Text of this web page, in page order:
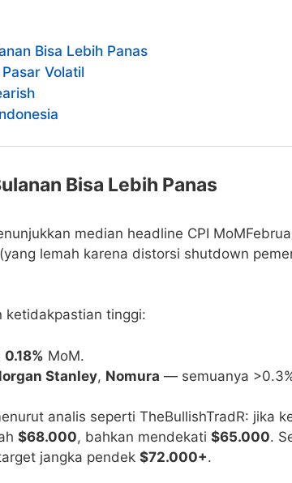
Bisa Lebih Panas
Volatil
Bisa Lebih Panas
median headline CPI
lemah karena distorsi shutdown
ketidakpastian tinggi:
0.18% MoM.
Stanley, Nomura — semuanya
analis seperti TheBullishTradR: jika
$68.000, bahkan mendekati $65.000.
jangka pendek $72.000+.